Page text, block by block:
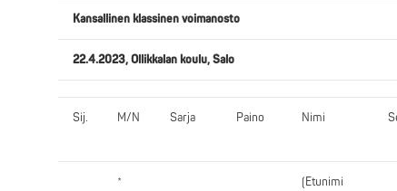
Kansallinen klassinen voimanosto
22.4.2023, Ollikkalan koulu, Salo
Sij. M/N Sarja Paino Nimi
*
(Etunimi